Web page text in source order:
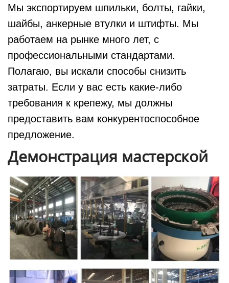
Мы экспортируем шпильки, болты, гайки,
шайбы, анкерные втулки и штифты. Мы
работаем на рынке много лет, с
профессиональными стандартами.
Полагаю, вы искали способы снизить
затраты. Если у вас есть какие-либо
требования к крепежу, мы должны
предоставить вам конкурентоспособное
предложение.
Демонстрация мастерской